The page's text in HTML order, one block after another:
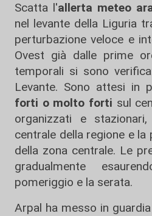
Scatta l'allerta meteo
nel levante della Liguria
perturbazione veloce e
Ovest già dalle prime
temporali si sono
Levante. Sono attesi in
forti o molto forti sul
organizzati e
centrale della regione e
della zona centrale. Le
gradualmente
pomeriggio e la serata.
Arpal ha messo in